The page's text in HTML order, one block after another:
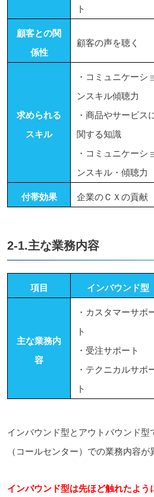
ト
顧客との関
係性
顧客の声を聴く
求められる
スキル
・コミュニケーシ
ンスキル傾聴力
・商品やサービス
関する知識
・コミュニケーシ
ンスキル・傾聴力
付帯効果 企業のＣＸの貢献
2-1.主な業務内容
項目 インバウンド型
主な業務内
容
・カスタマーサポ
ト
・受注サポート
・テクニカルサポ
ト
インバウンド型とアウトバウンド型
（コールセンター）での業務内容が
インバウンド型は先ほど触れたよ